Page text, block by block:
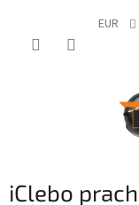
EUR
iClebo